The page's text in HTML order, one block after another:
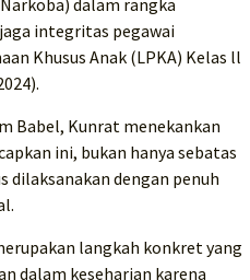
dalam rangka
integritas pegawai
Khusus Anak (LPKA) Kelas ll
Babel, Kunrat menekankan
ini, bukan hanya sebatas
dengan penuh
langkah konkret yang
dalam keseharian karena